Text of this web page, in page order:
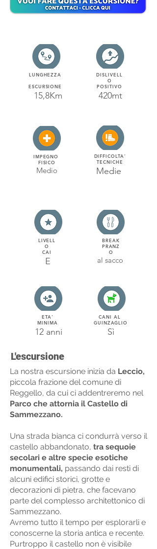
LUNGHEZZA
ESCURSIONE
15,8Km
IMPEGNO
FISICO
Medio
DISLIVELL
O
POSITIVO
420mt
DIFFICOLTA'
TECNICHE
Medie
LIVELL
O
CAI
E
ETA'
MINIMA
12 anni
BREAK
PRANZ
O
al sacco
CANI AL
GUINZAGLIO
Sì
L'escursione
La nostra escursione inizia da Leccio,
piccola frazione del comune di
Reggello, da cui ci addentreremo nel
Parco che attornia il Castello di
Sammezzano.
Una strada bianca ci condurrà verso il
castello abbandonato, tra sequoie
secolari e altre specie esotiche
monumentali, passando dai resti di
alcuni edifici storici, grotte e
decorazioni di pietra, che facevano
parte del complesso architettonico di
Sammezzano.
Avremo tutto il tempo per esplorarli e
conoscerne la storia antica e recente.
Purtroppo il castello non è visibile